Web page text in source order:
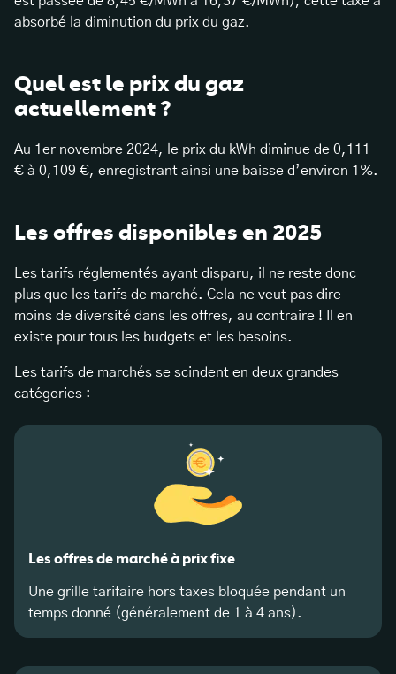
absorbé la diminution du prix du gaz.
Quel est le prix du gaz
actuellement ?
Au 1er novembre 2024, le prix du kWh diminue de 0,111
€ à 0,109 €, enregistrant ainsi une baisse d’environ 1%.
Les offres disponibles en 2025
Les tarifs réglementés ayant disparu, il ne reste donc
plus que les tarifs de marché. Cela ne veut pas dire
moins de diversité dans les offres, au contraire ! Il en
existe pour tous les budgets et les besoins.
Les tarifs de marchés se scindent en deux grandes
catégories :
Les offres de marché à prix fixe
Une grille tarifaire hors taxes bloquée pendant un
temps donné (généralement de 1 à 4 ans).